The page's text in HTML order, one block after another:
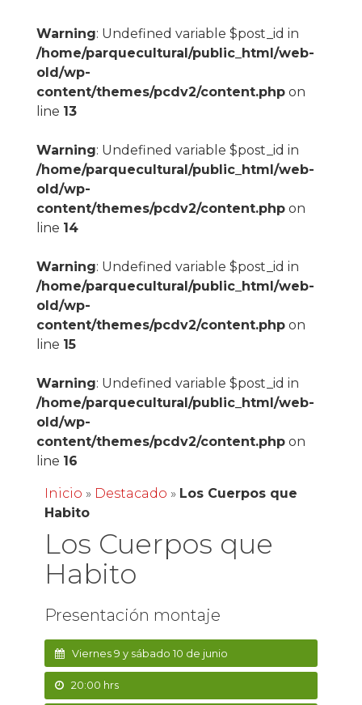
Warning: Undefined variable $post_id in
/home/parquecultural/public_html/web-
old/wp-
content/themes/pcdv2/content.phpon
line 13
Warning: Undefined variable $post_id in
/home/parquecultural/public_html/web-
old/wp-
content/themes/pcdv2/content.phpon
line 14
Warning: Undefined variable $post_id in
/home/parquecultural/public_html/web-
old/wp-
content/themes/pcdv2/content.phpon
line 15
Warning: Undefined variable $post_id in
/home/parquecultural/public_html/web-
old/wp-
content/themes/pcdv2/content.phpon
line 16
Inicio » Destacado » Los Cuerpos que
Habito
Los Cuerpos que
Habito
Presentación montaje
Viernes 9 y sábado 10 de junio
20:00 hrs